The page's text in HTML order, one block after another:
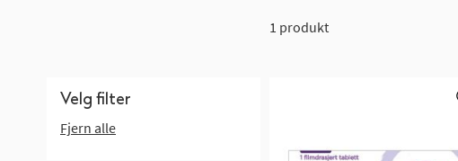
Velg filter
Fjern alle
1 produkt